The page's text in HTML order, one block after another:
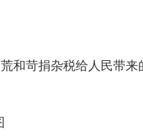
和苛捐杂税给人民带来